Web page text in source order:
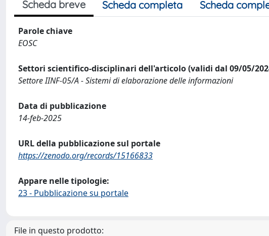
Scheda breve Scheda completa Scheda
Parole chiave
EOSC
Settori scientifico-disciplinari dell'articolo (validi dal 09/05/
Settore IINF-05/A - Sistemi di elaborazione delle informazioni
Data di pubblicazione
14-feb-2025
URL della pubblicazione sul portale
https://zenodo.org/records/15166833
Appare nelle tipologie:
23 - Pubblicazione su portale
File in questo prodotto: